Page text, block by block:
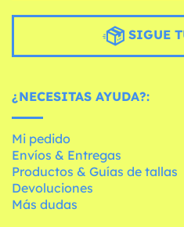
SIGUE
¿NECESITAS AYUDA?:
Mi pedido
Envíos & Entregas
Productos & Guías de tallas
Devoluciones
Más dudas